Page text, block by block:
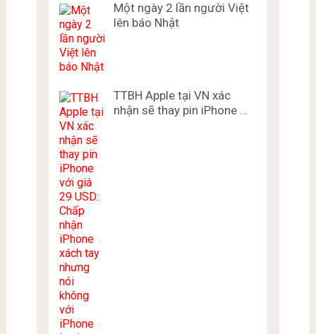
Một ngày 2 lần người Việt
lên báo Nhật
TTBH Apple tại VN xác
nhận sẽ thay pin iPhone …